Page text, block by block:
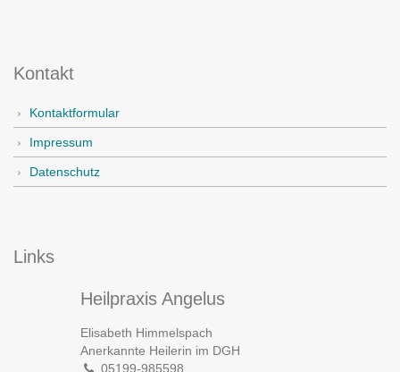
Kontakt
Kontaktformular
Impressum
Datenschutz
Links
Heilpraxis Angelus
Elisabeth Himmelspach
Anerkannte Heilerin im DGH
05199-985598